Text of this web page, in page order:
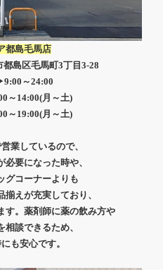
都島毛馬店
島区毛馬町3丁目3-28
～24:00
～14:00(月～土)
月～土)
業しているので、
要になった時や、
グコーナーよりも
揃えが充実しており、
す。薬剤師に薬の飲み方や
談できるため、
も安心です。